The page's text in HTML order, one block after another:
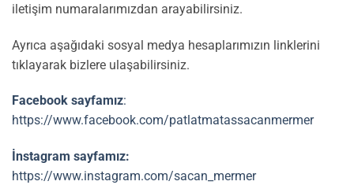
iletişim numaralarımızdan arayabilirsiniz.
Ayrıca aşağıdaki sosyal medya hesaplarımızın linklerini
tıklayarak bizlere ulaşabilirsiniz.
Facebook sayfamız:
https://www.facebook.com/patlatmatassacanmermer
İnstagram sayfamız:
https://www.instagram.com/sacan_mermer